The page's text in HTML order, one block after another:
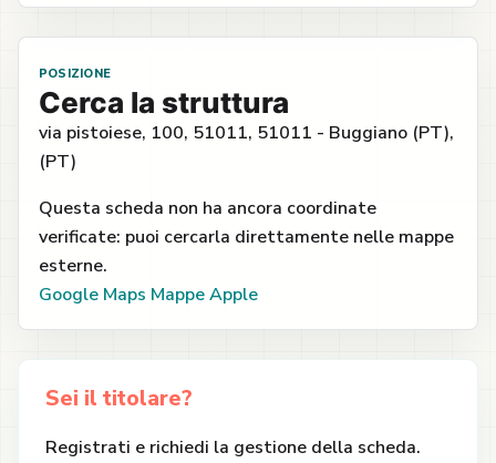
POSIZIONE
Cerca la struttura
via pistoiese, 100, 51011, 51011 - Buggiano (PT),
(PT)
Questa scheda non ha ancora coordinate
verificate: puoi cercarla direttamente nelle mappe
esterne.
Google Maps Mappe Apple
Sei il titolare?
Registrati e richiedi la gestione della scheda.